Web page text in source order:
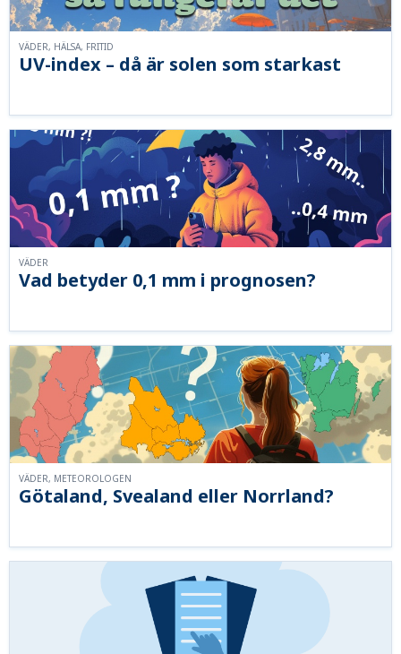
UV-index – då är solen som starkast
VÄDER, HÄLSA, FRITID
Vad betyder 0,1 mm i prognosen?
VÄDER
Götaland, Svealand eller Norrland?
VÄDER, METEOROLOGEN